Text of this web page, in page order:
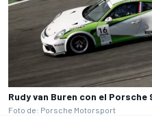
Rudy van Buren con el Porsche
Foto de: Porsche Motorsport